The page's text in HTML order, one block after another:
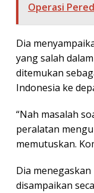
Operasi
Dia
yang salah
ditemukan
Indonesia ke
“Nah masalah
peralatan
memutuskan.
Dia
disampaikan